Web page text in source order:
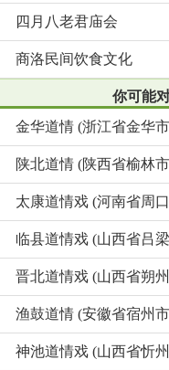
四月八老君庙会
商洛民间饮食文化
你可能
金华道情 (浙江省金华
陕北道情 (陕西省榆林
太康道情戏 (河南省周
临县道情戏 (山西省吕
晋北道情戏 (山西省朔
渔鼓道情 (安徽省宿州
神池道情戏 (山西省忻